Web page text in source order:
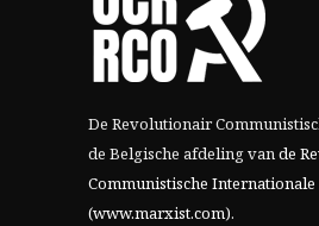
De Revolutionair
de Belgische afdeling vande
Communistische Internationale
(www.marxist.com).